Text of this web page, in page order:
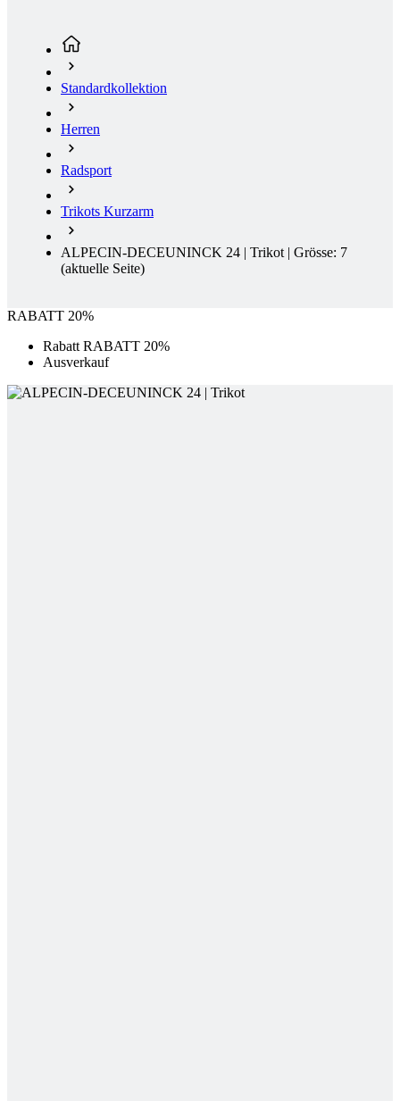
Herren
Radsport
Trikots Kurzarm
ALPECIN-DECEUNINCK 24 | Trikot | Grösse: 7
(aktuelle Seite)
RABATT 20%
Rabatt RABATT 20%